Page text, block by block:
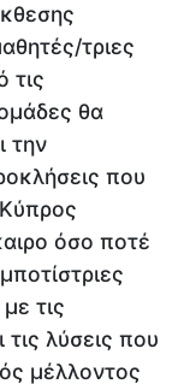
τριες
τις
θα
την
που
όσο ποτέ
τις
λύσεις που
μέλλοντος